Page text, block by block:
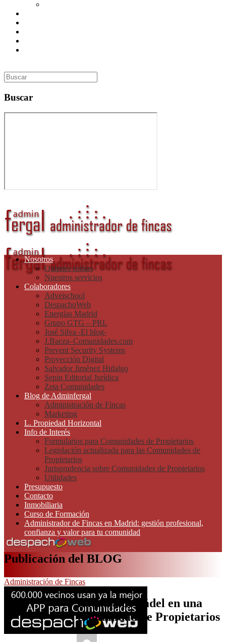
Buscar
Nosotros
Quienes somos
Nuestros servicios
Colaboradores
Adveischool
DespachoWeb
Energías Madrid
Grupo GTG – PRL
José Silva -El blog-
J.Baeza–Comunidades.com
Prevent Security Systems
Proyección Digital
Salvador Jiménez Hidalgo
Sepin Editorial Jurídica
Zeta Comunidades
Blog de Adminfergal
Administración de Fincas
Marketing
L. Propiedad Horizontal
Info de Interés
Formularios para Comunidades de Propietarios
Legislación actualizada para las Comunidades de
Propietarios
Jurisprudencia sobre Comunidades de Propietarios
Utilidades
Presupuesto
Contacto
Inmobiliaria
Curso de Formación
Administrador de Fincas en Madrid: gestión profesional,
confianza y valor para tu comunidad
Publicación del BLOG
Administración de Fincas
La pista de pádel en una
Comunidad de Propietarios